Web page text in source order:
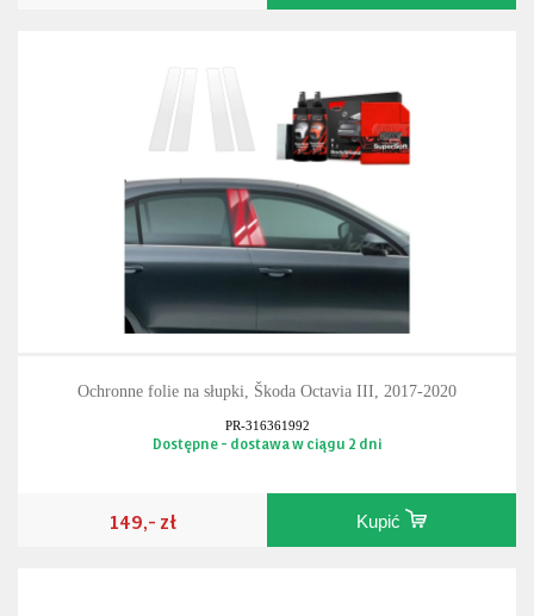
Ochronne folie na słupki, Škoda Octavia III, 2017-2020
PR-316361992
Dostępne - dostawa w ciągu 2 dni
149,- zł Kupić